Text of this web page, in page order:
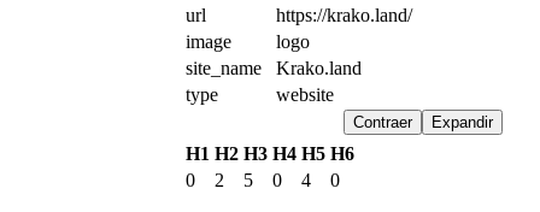
url
https://krako.land/
image
logo
site_name
Krako.land
type
website
Expandir
Contraer
H1 H2 H3 H4 H5 H6
0
2 5 0 4 0